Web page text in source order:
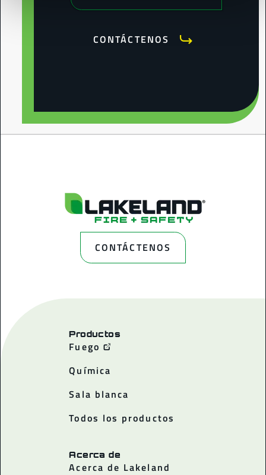
CONTÁCTENOS
CONTÁCTENOS
Productos
Fuego
Química
Sala blanca
Todos los productos
Acerca de
Acerca de Lakeland